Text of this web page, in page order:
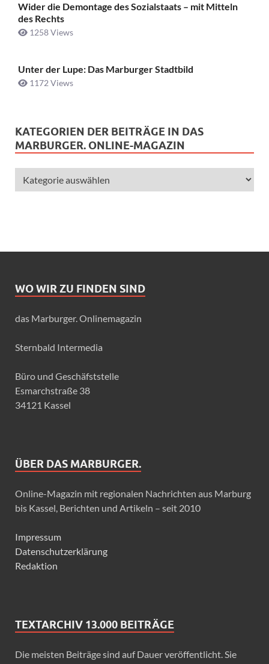
Wider die Demontage des Sozialstaats – mit Mitteln
des Rechts
1258 Views
Unter der Lupe: Das Marburger Stadtbild
1172 Views
KATEGORIEN DER BEITRÄGE IN DAS
MARBURGER. ONLINE-MAGAZIN
WO WIR ZU FINDEN SIND
das Marburger. Onlinemagazin
Sternbald Intermedia
Büro und Geschäfststelle
Esmarchstraße 38
34121 Kassel
ÜBER DAS MARBURGER.
Online-Magazin mit regionalen Nachrichten aus Marburg
bis Kassel, Berichten und Artikeln – seit 2010
Impressum
Datenschutzerklärung
Redaktion
TEXTARCHIV 13.000 BEITRÄGE
Die meisten Beiträge sind auf Dauer veröffentlicht. Sie